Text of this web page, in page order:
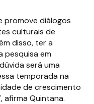
promove diálogos
culturais de
disso, ter a
pesquisa em
será uma
temporada na
de crescimento
afirma Quintana.